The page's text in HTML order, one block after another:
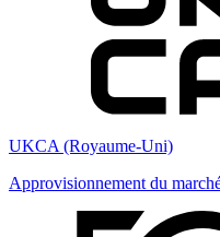
UKCA (Royaume-Uni)
Approvisionnement du